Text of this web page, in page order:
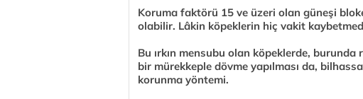
Koruma faktörü 15 ve üzeri olan güneşi
olabilir. Lâkin köpeklerin hiç vakit
Bu ırkın mensubu olan köpeklerde,
bir mürekkeple dövme yapılması da,
korunma yöntemi.